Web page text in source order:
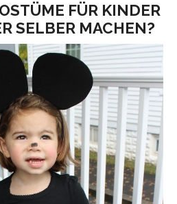
FÜR KINDER
SELBER MACHEN?